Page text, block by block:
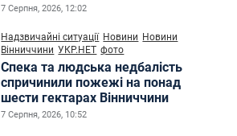
7 Серпня, 2026, 12:02
Надзвичайні ситуації Новини Новини
Вінниччини УКР.НЕТ фото
Спека та людська недбалість
спричинили пожежі на понад
шести гектарах Вінниччини
7 Серпня, 2026, 10:52